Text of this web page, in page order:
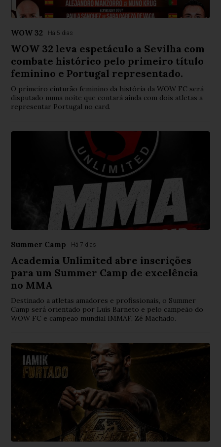
WOW 32 Há 5 dias
WOW 32 leva espetáculo a Sevilha com
combate histórico pelo primeiro título
feminino e Portugal representado.
O primeiro cinturão feminino da história da WOW FC será
disputado numa noite que contará ainda com dois atletas a
representar Portugal no card.
Summer Camp Há 7 dias
Academia Unlimited abre inscrições
para um Summer Camp de excelência
no MMA
Destinado a atletas amadores e profissionais, o Summer
Camp será orientado por Luís Barneto e pelo campeão do
WOW FC e campeão mundial IMMAF, Zé Machado.